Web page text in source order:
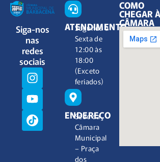
Siga-nos
nas
redes
sociais
ATENDIMENTO
Segunda à
Sexta de
12:00 às
18:00
(Exceto
feriados)
ENDEREÇO
Sede da
Câmara
Municipal
– Praça
dos
COMO
CHEGAR À
CÂMARA